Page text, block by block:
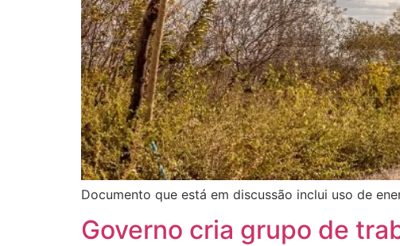
Documento que está em discussão inclui uso de
Governo cria grupo de